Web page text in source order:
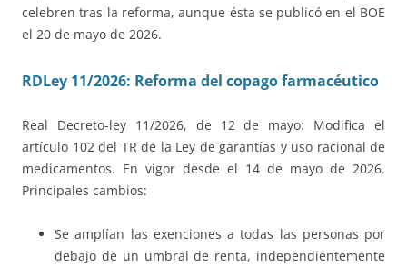
celebren tras la reforma, aunque ésta se publicó en el BOE
el 20 de mayo de 2026.
RDLey 11/2026: Reforma del copago farmacéutico
Real Decreto-ley 11/2026, de 12 de mayo: Modifica el
artículo 102 del TR de la Ley de garantías y uso racional de
medicamentos. En vigor desde el 14 de mayo de 2026.
Principales cambios:
Se amplían las exenciones a todas las personas por
debajo de un umbral de renta, independientemente